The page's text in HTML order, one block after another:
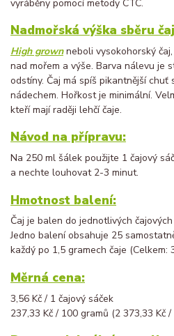
vyráběny pomocí metody CTC.
Nadmořská výška sběru
High grownneboli vysokohorský
nad mořem a výše. Barva nálevu je
odstíny. Čaj má spíš pikantnější chuť
nádechem. Hořkost je minimální.
kteří mají raději lehčí čaje.
Návod na přípravu:
Na 250 ml šálek použijte 1 čajový
a nechte louhovat 2-3 minut.
Hmotnost balení:
Čaj je balen do jednotlivých
Jedno balení obsahuje 25
každý po 1,5 gramech čaje (Celkem:
Měrná cena:
3,56 Kč / 1 čajový sáček
237,33 Kč / 100 gramů (2 373,33 Kč